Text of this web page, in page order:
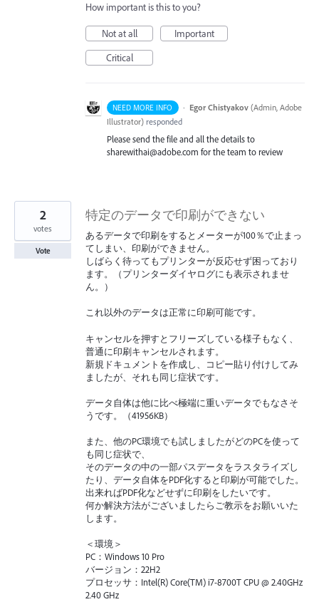
How important is this to you?
Not at all
Important
Critical
NEED MORE INFO · Egor Chistyakov (Admin, Adobe
Illustrator) responded
Please send the file and all the details to
sharewithai@adobe.com for the team to review
特定のデータで印刷ができない
あるデータで印刷をするとメーターが100％で止まっ
てしまい、印刷ができません。
しばらく待ってもプリンターが反応せず困っており
ます。（プリンターダイヤログにも表示されませ
ん。）
これ以外のデータは正常に印刷可能です。
キャンセルを押すとフリーズしている様子もなく、
普通に印刷キャンセルされます。
新規ドキュメントを作成し、コピー貼り付けしてみ
ましたが、それも同じ症状です。
データ自体は他に比べ極端に重いデータでもなさそ
うです。（41956KB）
また、他のPC環境でも試しましたがどのPCを使って
も同じ症状で、
そのデータの中の一部パスデータをラスタライズし
たり、データ自体をPDF化すると印刷が可能でした。
出来ればPDF化などせずに印刷をしたいです。
何か解決方法がございましたらご教示をお願いいた
します。
＜環境＞
PC：Windows 10 Pro
バージョン：22H2
プロセッサ：Intel(R) Core(TM) i7-8700T CPU @ 2.40GHz
2.40 GHz
2
votes
Vote